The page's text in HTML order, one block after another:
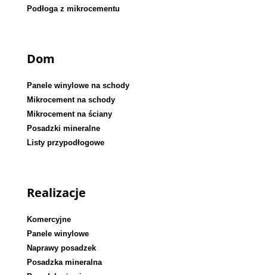
Podłoga z mikrocementu
Dom
Panele winylowe na schody
Mikrocement na schody
Mikrocement na ściany
Posadzki mineralne
Listy przypodłogowe
Realizacje
Komercyjne
Panele winylowe
Naprawy posadzek
Posadzka mineralna